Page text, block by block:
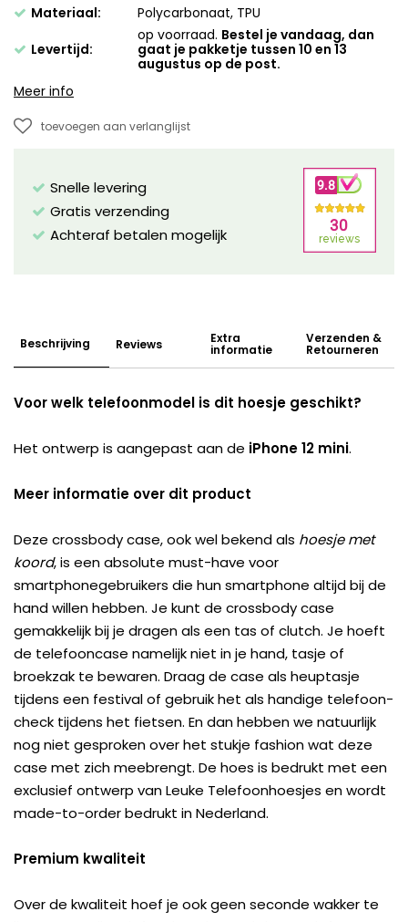
Materiaal:
Polycarbonaat, TPU
Levertijd:
op voorraad. Bestel je vandaag, dan
gaat je pakketje tussen 10 en 13
augustus op de post.
Meer info
toevoegen aan verlanglijst
Snelle levering
Gratis verzending
Achteraf betalen mogelijk
Beschrijving Reviews Extra
informatie
Verzenden &
Retourneren
Voor welk telefoonmodel is dit hoesje geschikt?
Het ontwerp is aangepast aan de iPhone 12 mini.
Meer informatie over dit product
Deze crossbody case, ook wel bekend als hoesje met
koord, is een absolute must-have voor
smartphonegebruikers die hun smartphone altijd bij de
hand willen hebben. Je kunt de crossbody case
gemakkelijk bij je dragen als een tas of clutch. Je hoeft
de telefooncase namelijk niet in je hand, tasje of
broekzak te bewaren. Draag de case als heuptasje
tijdens een festival of gebruik het als handige telefoon-
check tijdens het fietsen. En dan hebben we natuurlijk
nog niet gesproken over het stukje fashion wat deze
case met zich meebrengt. De hoes is bedrukt met een
exclusief ontwerp van Leuke Telefoonhoesjes en wordt
made-to-order bedrukt in Nederland.
Premium kwaliteit
Over de kwaliteit hoef je ook geen seconde wakker te